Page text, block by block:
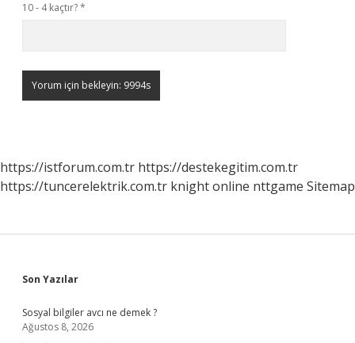
10 - 4 kaçtır?*
https://istforum.com.tr https://destekegitim.com.tr
https://tuncerelektrik.com.tr knight online nttgame Sitemap
Sidebar
Son Yazılar
Sosyal bilgiler avcı ne demek ?
Ağustos 8, 2026